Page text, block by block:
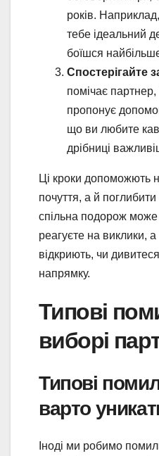
років.
тебе ідеальний
боїшся
Спостерігайте
помічає
пропонує
що ви любите
дрібниці
Ці кроки допоможють
почуття, а й
спільна подорож може
реагуєте на виклики,
відкриють, чи
напрямку.
Типові
виборі
Типові
варто
Іноді ми робимо